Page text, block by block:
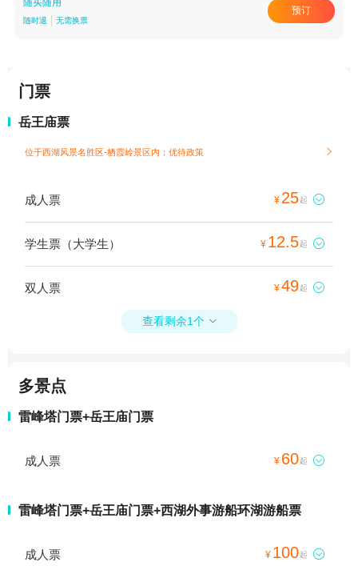
随买随用
随时退 无需换票
预订
门票
岳王庙票
位于西湖风景名胜区-栖霞岭景区内； 优待政策 
成人票 ¥ 25起 
学生票（大学生） ¥ 12.5起 
双人票 ¥49起 
查看剩余1个 
多景点
雷峰塔门票+岳王庙门票
成人票 ¥ 60起 
雷峰塔门票+岳王庙门票+西湖外事游船环湖游船票
成人票 ¥ 100起 